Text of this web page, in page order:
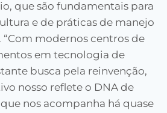
que são fundamentais para
e de práticas de manejo
modernos centros de
em tecnologia de
busca pela reinvenção,
nosso reflete o DNA de
nos acompanha há quase